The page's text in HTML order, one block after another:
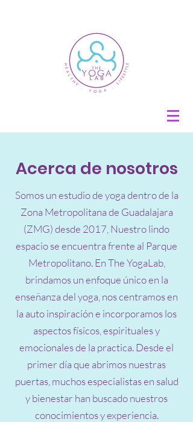
Acerca de nosotros
Somos un estudio de yoga dentro de la
Zona Metropolitana de Guadalajara
(ZMG) desde 2017, Nuestro lindo
espacio se encuentra frente al Parque
Metropolitano. En The YogaLab,
brindamos un enfoque único en la
enseñanza del yoga, nos centramos en
la auto inspiración e incorporamos los
aspectos físicos, espirituales y
emocionales de la practica. Desde el
primer día que abrimos nuestras
puertas, muchos especialistas en salud
y bienestar han buscado nuestros
conocimientos y experiencia.